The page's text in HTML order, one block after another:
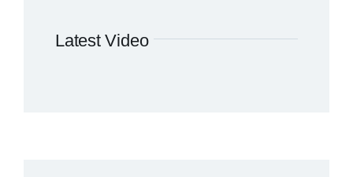
Latest Video